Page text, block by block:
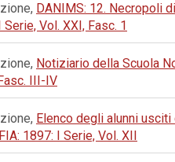
DANIMS: 12. Necropoli
Vol. XXI, Fasc. 1
Notiziario della Scuola
III-IV
Elenco degli alunni
1897: I Serie, Vol. XII